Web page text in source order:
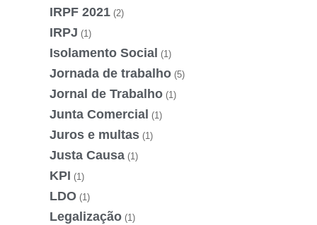
IRPF 2021 (2)
IRPJ (1)
Isolamento Social (1)
Jornada de trabalho (5)
Jornal de Trabalho (1)
Junta Comercial (1)
Juros e multas (1)
Justa Causa (1)
KPI (1)
LDO (1)
Legalização (1)